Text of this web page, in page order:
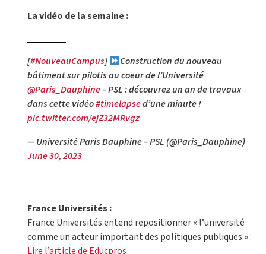
La vidéo de la semaine :
[#NouveauCampus]
Construction du nouveau
bâtiment sur pilotis au coeur de l’Université
@Paris_Dauphine– PSL : découvrez un an de travaux
dans cette vidéo#timelapsed’une minute !
pic.twitter.com/ejZ32MRvgz
— Université Paris Dauphine – PSL (@Paris_Dauphine)
June 30, 2023
France Universités :
France Universités entend repositionner « l’université
comme un acteur important des politiques publiques » :
Lire l’article de Educpros